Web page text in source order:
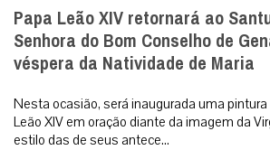
Papa Leão XIV retornará ao
Senhora do Bom Conselho de
véspera da Natividade de Maria
Nesta ocasião, será inaugurada uma
Leão XIV em oração diante da imagem da
estilo das de seus antece...